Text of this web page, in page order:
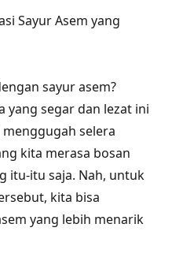
Sayur Asem yang
sayur asem?
yang segar dan lezat ini
selera
kita merasa bosan
itu-itu saja. Nah, untuk
kita bisa
yang lebih menarik